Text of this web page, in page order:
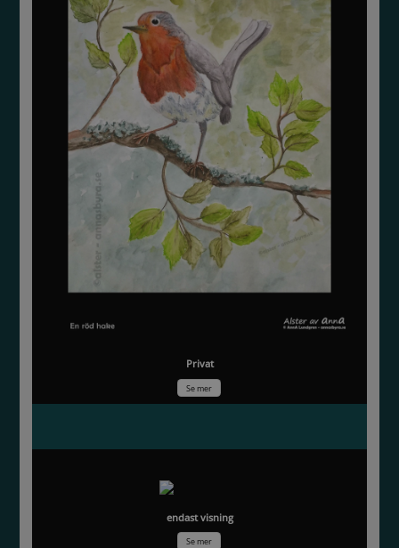
Privat
Se mer
endast visning
Se mer